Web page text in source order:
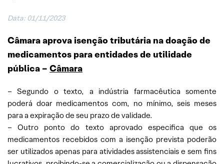
Data: 01/11/2023
Câmara aprova isenção tributária na doação de
medicamentos para entidades de utilidade
pública – Câmara
– Segundo o texto, a indústria farmacêutica somente
poderá doar medicamentos com, no mínimo, seis meses
para a expiração de seu prazo de validade.
– Outro ponto do texto aprovado especifica que os
medicamentos recebidos com a isenção prevista poderão
ser utilizados apenas para atividades assistenciais e sem fins